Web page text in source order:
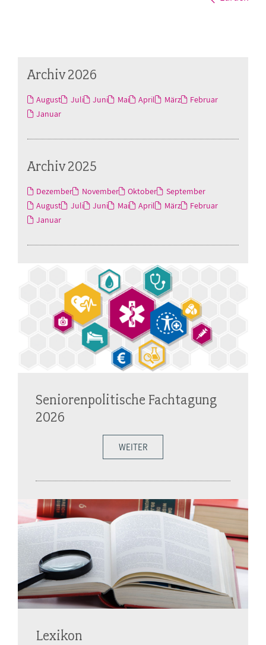
Archiv 2026
August Juli Juni Mai April März
Februar
Januar
Archiv 2025
Dezember November Oktober
September
August
Juli Juni Mai April März
Februar
Januar
Seniorenpolitische Fachtagung
2026
WEITER
Lexikon